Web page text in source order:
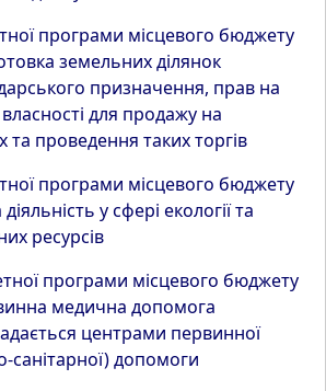
програми місцевого бюджету
земельних ділянок
призначення, прав на
для продажу на
та проведення таких торгів
програми місцевого бюджету
у сфері екології та
ресурсів
програми місцевого бюджету
медична допомога
центрами первинної
санітарної) допомоги